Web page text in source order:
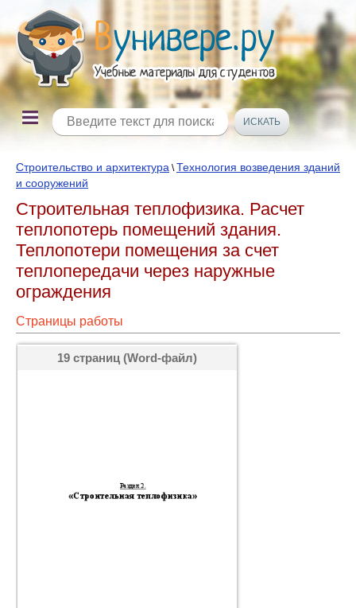
Строительство и архитектура \Технология возведения зданий
и сооружений
Строительная теплофизика. Расчет
теплопотерь помещений здания.
Теплопотери помещения за счет
теплопередачи через наружные
ограждения
Страницы работы
19 страниц (Word-файл)